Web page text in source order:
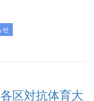
せ
区対抗体育大